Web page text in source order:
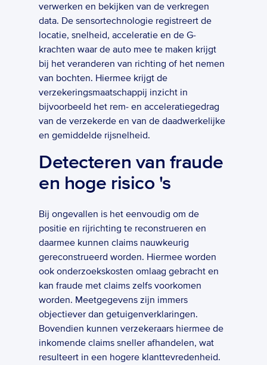
verwerken en bekijken van de verkregen
data. De sensortechnologie registreert de
locatie, snelheid, acceleratie en de G-
krachten waar de auto mee te maken krijgt
bij het veranderen van richting of het nemen
van bochten. Hiermee krijgt de
verzekeringsmaatschappij inzicht in
bijvoorbeeld het rem- en acceleratiegedrag
van de verzekerde en van de daadwerkelijke
en gemiddelde rijsnelheid.
Detecteren van fraude
en hoge risico 's
Bij ongevallen is het eenvoudig om de
positie en rijrichting te reconstrueren en
daarmee kunnen claims nauwkeurig
gereconstrueerd worden. Hiermee worden
ook onderzoekskosten omlaag gebracht en
kan fraude met claims zelfs voorkomen
worden. Meetgegevens zijn immers
objectiever dan getuigenverklaringen.
Bovendien kunnen verzekeraars hiermee de
inkomende claims sneller afhandelen, wat
resulteert in een hogere klanttevredenheid.